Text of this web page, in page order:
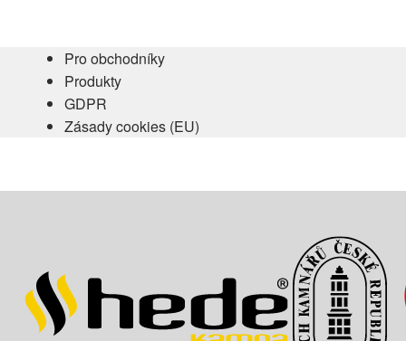
Pro obchodníky
Produkty
GDPR
Zásady cookies (EU)